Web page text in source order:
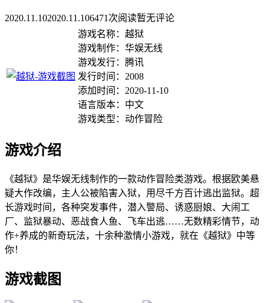
2020.11.102020.11.106471次阅读暂无评论
游戏名称：越狱
游戏制作：华娱无线
游戏发行：腾讯
发行时间：2008
添加时间：2020-11-10
语言版本：中文
游戏类型：动作冒险
游戏介绍
《越狱》是华娱无线制作的一款动作冒险类游戏。根据欧美悬
疑大作改编，主人公被陷害入狱，用尽千方百计逃出监狱。超
长游戏时间，各种突发事件，潜入警局、诱惑厨娘、大闹工
厂、监狱暴动、恶战食人鱼、飞车出逃……无数精彩情节，动
作+养成的新奇玩法，十余种激情小游戏，就在《越狱》中等
你！
游戏截图